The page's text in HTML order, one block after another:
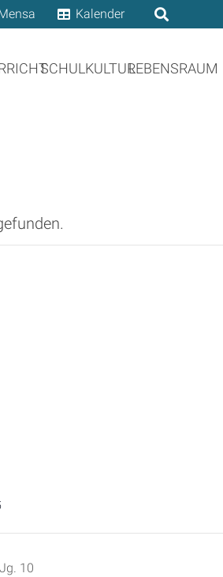
Kalender
SCHULKULTURLEBENSRAUM
10